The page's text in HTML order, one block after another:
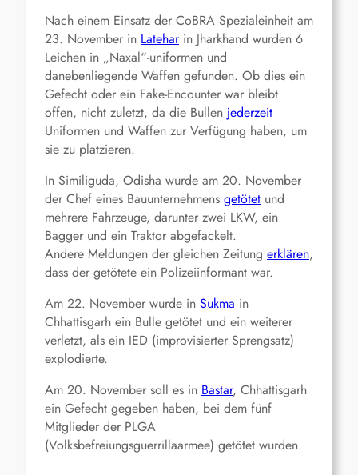
Nach einem Einsatz der CoBRA Spezialeinheit am
23. November in Lateharin Jharkhand wurden 6
Leichen in „Naxal“-uniformen und
danebenliegende Waffen gefunden. Ob dies ein
Gefecht oder ein Fake-Encounter war bleibt
offen, nicht zuletzt, da die Bullen jederzeit
Uniformen und Waffen zur Verfügung haben, um
sie zu platzieren.
In Similiguda, Odisha wurde am 20. November
der Chef eines Bauunternehmens getötet und
mehrere Fahrzeuge, darunter zwei LKW, ein
Bagger und ein Traktor abgefackelt.
Andere Meldungen der gleichen Zeitung erklären,
dass der getötete ein Polizeiinformant war.
Am 22. November wurde in Sukma in
Chhattisgarh ein Bulle getötet und ein weiterer
verletzt, als ein IED (improvisierter Sprengsatz)
explodierte.
Am 20. November soll es in Bastar, Chhattisgarh
ein Gefecht gegeben haben, bei dem fünf
Mitglieder der PLGA
(Volksbefreiungsguerrillaarmee) getötet wurden.